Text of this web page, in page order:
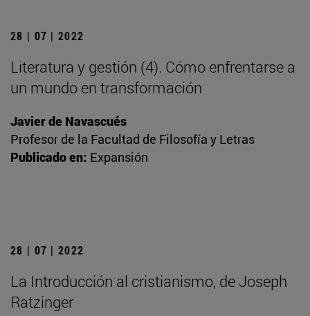
28 | 07 | 2022
Literatura y gestión (4). Cómo enfrentarse a
un mundo en transformación
Javier de Navascués
Profesor de la Facultad de Filosofía y Letras
Publicado en: Expansión
28 | 07 | 2022
La Introducción al cristianismo, de Joseph
Ratzinger